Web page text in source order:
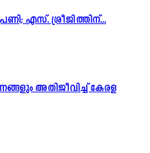
എസ്. ശ്രീജിത്തിന്...
അതിജീവിച്ച് കേരള